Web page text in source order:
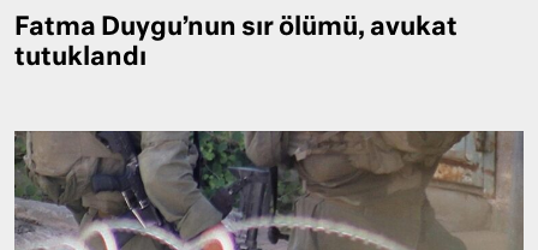
Fatma Duygu’nun sır ölümü, avukat
tutuklandı